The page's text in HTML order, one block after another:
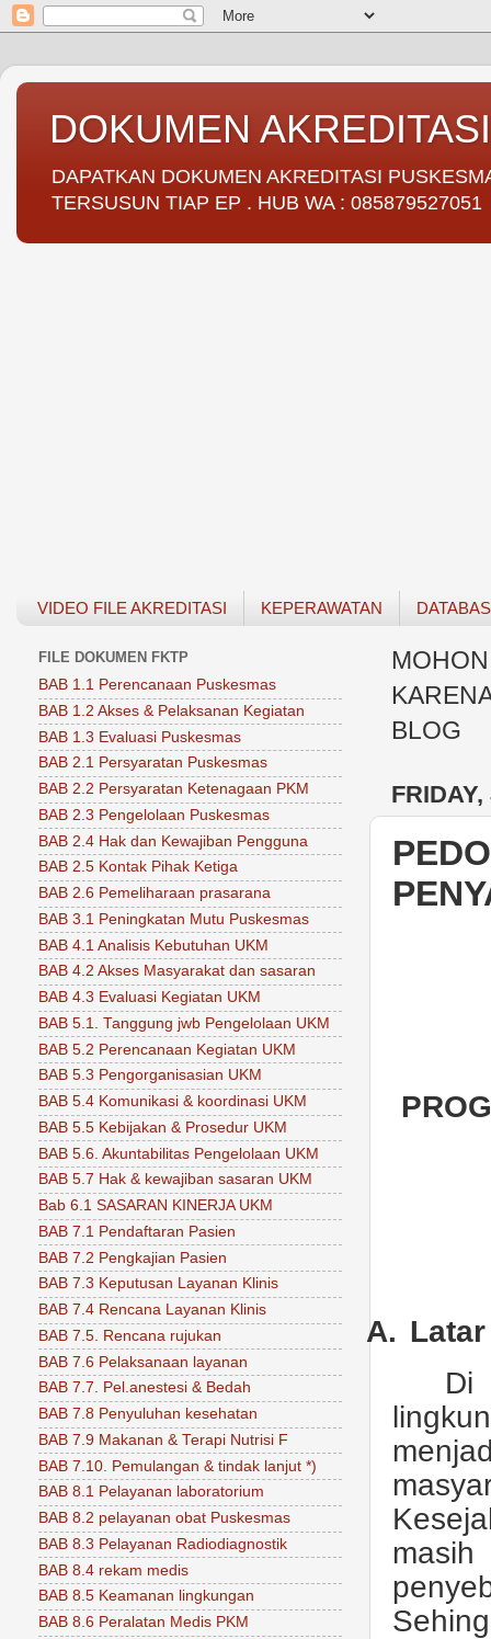
DOKUMEN
DAPATKAN DOKUMEN AKREDITASI
TERSUSUN TIAP EP . HUB WA : 085879527051
VIDEO FILE AKREDITASI KEPERAWATAN
BLOG
A.
Di
FILE DOKUMEN FKTP
BAB 1.1 Perencanaan Puskesmas
BAB 1.2 Akses & Pelaksanan Kegiatan
BAB 1.3 Evaluasi Puskesmas
BAB 2.1 Persyaratan Puskesmas
BAB 2.2 Persyaratan Ketenagaan PKM
BAB 2.3 Pengelolaan Puskesmas
BAB 2.4 Hak dan Kewajiban Pengguna
BAB 2.5 Kontak Pihak Ketiga
BAB 2.6 Pemeliharaan prasarana
BAB 3.1 Peningkatan Mutu Puskesmas
BAB 4.1 Analisis Kebutuhan UKM
BAB 4.2 Akses Masyarakat dan sasaran
BAB 4.3 Evaluasi Kegiatan UKM
BAB 5.1. Tanggung jwb Pengelolaan UKM
BAB 5.2 Perencanaan Kegiatan UKM
BAB 5.3 Pengorganisasian UKM
BAB 5.4 Komunikasi & koordinasi UKM
BAB 5.5 Kebijakan & Prosedur UKM
BAB 5.6. Akuntabilitas Pengelolaan UKM
BAB 5.7 Hak & kewajiban sasaran UKM
Bab 6.1 SASARAN KINERJA UKM
BAB 7.1 Pendaftaran Pasien
BAB 7.2 Pengkajian Pasien
BAB 7.3 Keputusan Layanan Klinis
BAB 7.4 Rencana Layanan Klinis
BAB 7.5. Rencana rujukan
BAB 7.6 Pelaksanaan layanan
BAB 7.7. Pel.anestesi & Bedah
BAB 7.8 Penyuluhan kesehatan
BAB 7.9 Makanan & Terapi Nutrisi F
BAB 7.10. Pemulangan & tindak lanjut *)
BAB 8.1 Pelayanan laboratorium
BAB 8.2 pelayanan obat Puskesmas
BAB 8.3 Pelayanan Radiodiagnostik
BAB 8.4 rekam medis
BAB 8.5 Keamanan lingkungan
BAB 8.6 Peralatan Medis PKM